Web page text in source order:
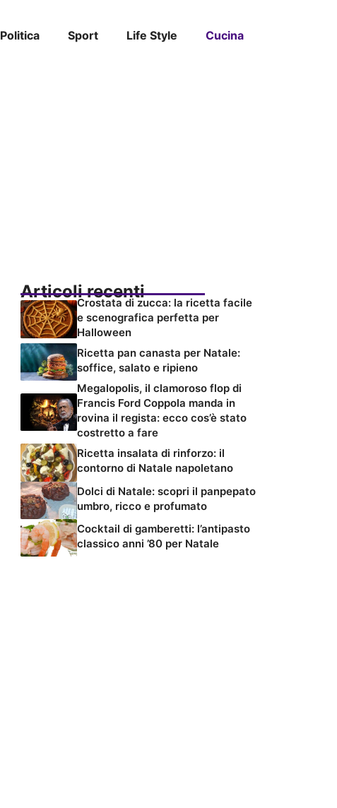
Politica Sport Life Style Cucina
Articoli recenti
Crostata di zucca: la ricetta facile
e scenografica perfetta per
Halloween
Ricetta pan canasta per Natale:
soffice, salato e ripieno
Megalopolis, il clamoroso flop di
Francis Ford Coppola manda in
rovina il regista: ecco cos’è stato
costretto a fare
Ricetta insalata di rinforzo: il
contorno di Natale napoletano
Dolci di Natale: scopri il panpepato
umbro, ricco e profumato
Cocktail di gamberetti: l’antipasto
classico anni ’80 per Natale